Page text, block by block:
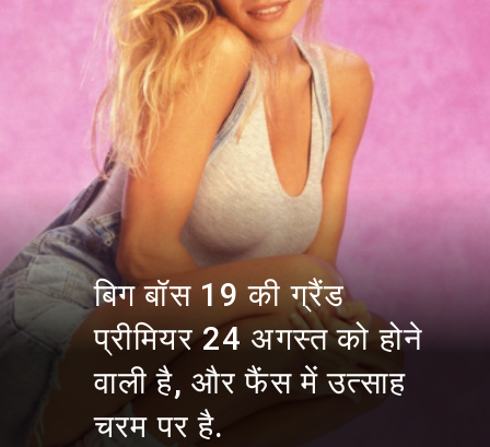
बिग बॉस 19 की ग्रैंड
प्रीमियर 24 अगस्त को होने
वाली है, और फैंस में उत्साह
चरम पर है.